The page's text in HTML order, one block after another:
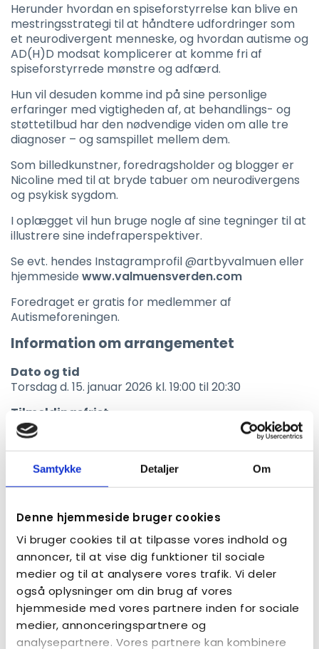
Samtykke Detaljer Om
Denne hjemmeside bruger cookies
Vi bruger cookies til at tilpasse vores indhold og
annoncer, til at vise dig funktioner til sociale
medier og til at analysere vores trafik. Vi deler
også oplysninger om din brug af vores
hjemmeside med vores partnere inden for sociale
medier, annonceringspartnere og
analysepartnere. Vores partnere kan kombinere
Herunder hvordan en spiseforstyrrelse kan blive en
mestringsstrategi til at håndtere udfordringer som
et neurodivergent menneske, og hvordan autisme og
AD(H)D modsat komplicerer at komme fri af
spiseforstyrrede mønstre og adfærd.
Hun vil desuden komme ind på sine personlige
erfaringer med vigtigheden af, at behandlings- og
støttetilbud har den nødvendige viden om alle tre
diagnoser – og samspillet mellem dem.
Som billedkunstner, foredragsholder og blogger er
Nicoline med til at bryde tabuer om neurodivergens
og psykisk sygdom.
I oplægget vil hun bruge nogle af sine tegninger til at
illustrere sine indefraperspektiver.
Se evt. hendes Instagramprofil @artbyvalmuen eller
hjemmeside www.valmuensverden.com
Foredraget er gratis for medlemmer af
Autismeforeningen.
Information om arrangementet
Dato og tid
Torsdag d. 15. januar 2026 kl. 19:00 til 20:30
Tilmeldingsfrist
Torsdag d. 15. januar 2026 kl. 09:00
Sted
Kulturhuset Kilden (Teatersalen)
Nygårds plads 31
Tilmelding